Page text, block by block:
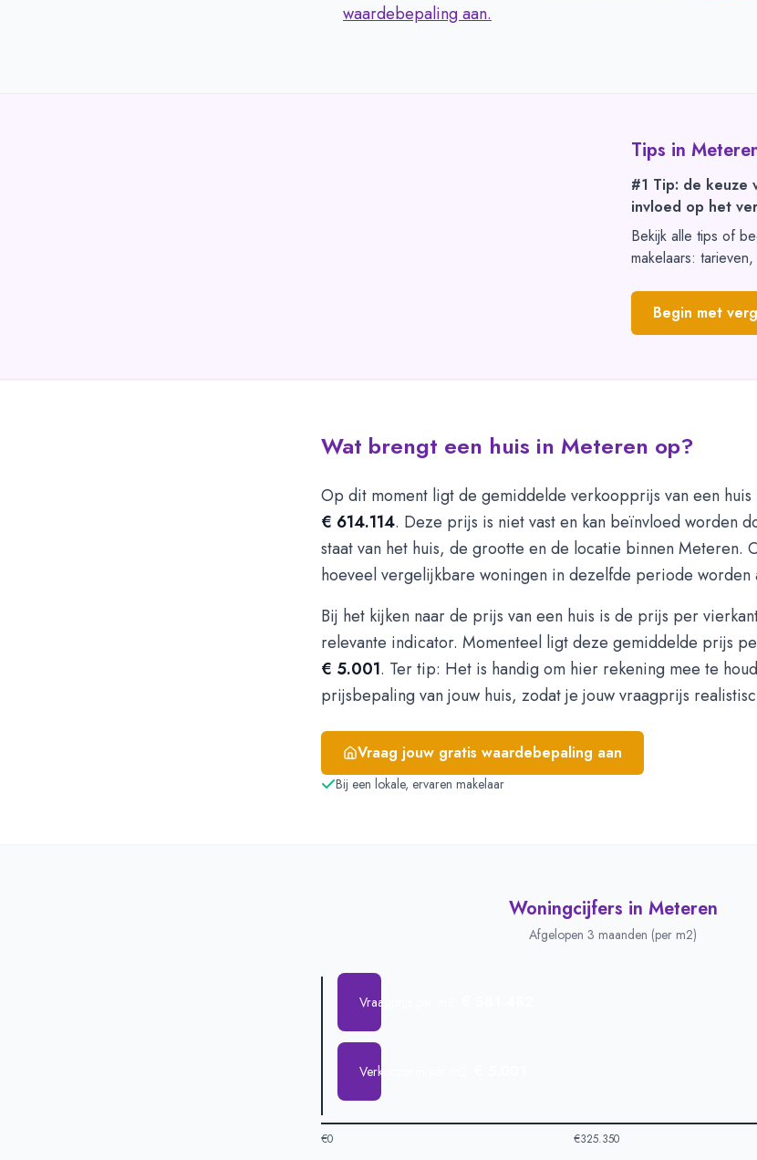
waardebepaling aan.
Tips in
#1 Tip: de keuze
invloed op het
Bekijk alle tips of
makelaars:
Begin met
Wat brengt een huis in Meteren op?
Op dit moment ligt de gemiddelde verkoopprijs van een
€ 614.114. Deze prijs is niet vast en kan beïnvloed worden
staat van het huis, de grootte en de locatie binnen Meteren.
hoeveel vergelijkbare woningen in dezelfde periode worden
Bij het kijken naar de prijs van een huis is de prijs per
relevante indicator. Momenteel ligt deze gemiddelde prijs
€ 5.001. Ter tip: Het is handig om hier rekening mee te
prijsbepaling van jouw huis, zodat je jouw vraagprijs
Vraag jouw gratis waardebepaling aan
Bij een lokale, ervaren makelaar
Woningcijfers in Meteren
Afgelopen 3 maanden (per m2)
Vraagprijs per m2
Verkoopprijs per m2
€0 €325.350